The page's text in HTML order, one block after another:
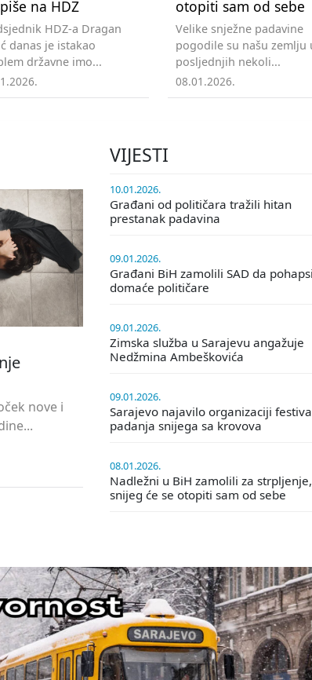
na HDZ
HDZ-a Dragan
danas je istakao
državne imo...
otopiti sam od sebe
Velike snježne padavine
pogodile su našu zemlju
posljednjih nekoli...
08.01.2026.
nove i
VIJESTI
10.01.2026.
Građani od političara tražili hitan
prestanak padavina
09.01.2026.
Građani BiH zamolili SAD da
domaće političare
09.01.2026.
Zimska služba u Sarajevu angažuje
Nedžmina Ambeškovića
09.01.2026.
Sarajevo najavilo organizaciji
padanja snijega sa krovova
08.01.2026.
Nadležni u BiH zamolili za strpljenje,
snijeg će se otopiti sam od sebe